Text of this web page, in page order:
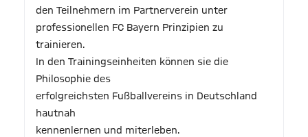
den Teilnehmern im Partnerverein unter
professionellen FC Bayern Prinzipien zu
trainieren.
In den Trainingseinheiten können sie die
Philosophie des
erfolgreichsten Fußballvereins in Deutschland
hautnah
kennenlernen und miterleben.